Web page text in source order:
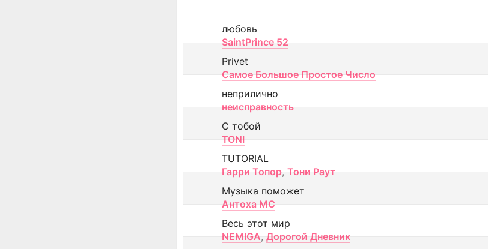
любовь
SaintPrince 52
Privet
Самое Большое Простое Число
неприлично
неисправность
С тобой
TONI
TUTORIAL
Гарри Топор, Тони Раут
Музыка поможет
Антоха МС
Весь этот мир
NEMIGA, Дорогой Дневник